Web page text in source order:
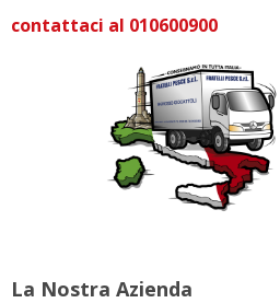
contattaci al 010600900
La Nostra Azienda